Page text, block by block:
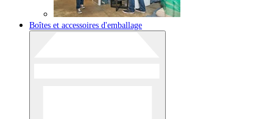
Boîtes et accessoires d'emballage